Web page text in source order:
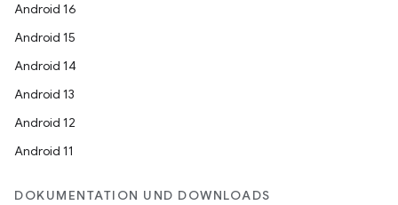
Android 16
Android 15
Android 14
Android 13
Android 12
Android 11
DOKUMENTATION UND DOWNLOADS